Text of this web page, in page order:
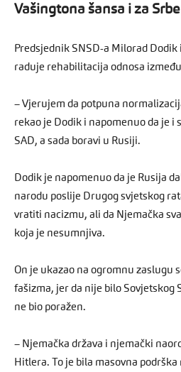
Vašingtona šansa i za Srbe
Predsjednik SNSD-a Milorad Dodik
raduje rehabilitacija odnosa
– Vjerujem da potpuna
rekao je Dodik i napomenuo da je i
SAD, a sada boravi u Rusiji.
Dodik je napomenuo da je Rusija
narodu poslije Drugog svjetskog
vratiti nacizmu, ali da Njemačka
koja je nesumnjiva.
On je ukazao na ogromnu zaslugu
fašizma, jer da nije bilo Sovjetskog
ne bio poražen.
– Njemačka država i njemački
Hitlera. To je bila masovna